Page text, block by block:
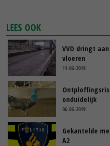
LEES OOK
VVD dringt
vloeren
11-06-2019
onduidelijk
06-06-2019
Gekantelde
A2